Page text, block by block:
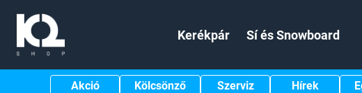
Kerékpár Sí és Snowboard
Akció Kölcsönző Szerviz Hírek